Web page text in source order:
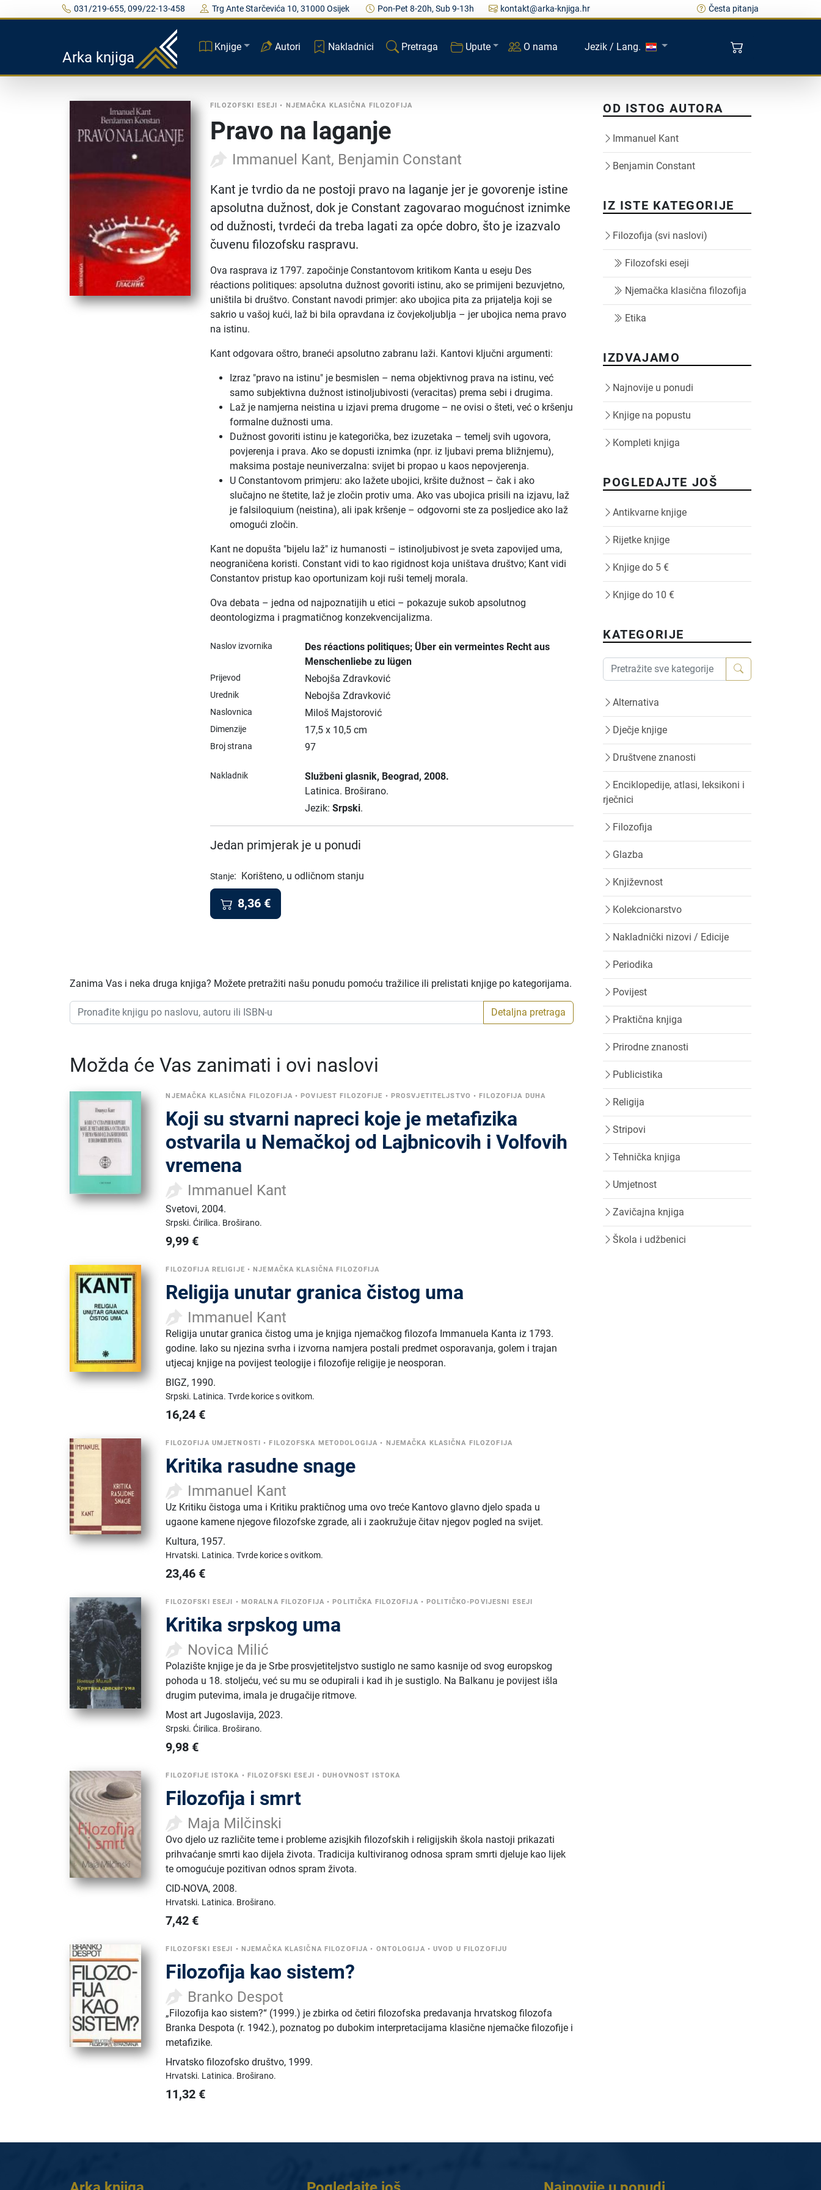
031/219-655, 099/22-13-458 Trg Ante Starčevića 10, 31000 Osijek Pon-Pet 8-20h, Sub 9-13h kontakt@arka-knjiga.hr Česta pitanja
Arka knjiga
Knjige Autori Nakladnici Pretraga Upute O nama Jezik / Lang.
FILOZOFSKI ESEJI • NJEMAČKA KLASIČNA FILOZOFIJA
Pravo na laganje
Immanuel Kant, Benjamin Constant
Kant je tvrdio da ne postoji pravo na laganje jer je govorenje istine
apsolutna dužnost, dok je Constant zagovarao mogućnost iznimke
od dužnosti, tvrdeći da treba lagati za opće dobro, što je izazvalo
čuvenu filozofsku raspravu.
Ova rasprava iz 1797. započinje Constantovom kritikom Kanta u eseju Des
réactions politiques: apsolutna dužnost govoriti istinu, ako se primijeni bezuvjetno,
uništila bi društvo. Constant navodi primjer: ako ubojica pita za prijatelja koji se
sakrio u vašoj kući, laž bi bila opravdana iz čovjekoljublja – jer ubojica nema pravo
na istinu.
Kant odgovara oštro, braneći apsolutno zabranu laži. Kantovi ključni argumenti:
Izraz "pravo na istinu" je besmislen – nema objektivnog prava na istinu, već
samo subjektivna dužnost istinoljubivosti (veracitas) prema sebi i drugima.
Laž je namjerna neistina u izjavi prema drugome – ne ovisi o šteti, već o kršenju
formalne dužnosti uma.
Dužnost govoriti istinu je kategorička, bez izuzetaka – temelj svih ugovora,
povjerenja i prava. Ako se dopusti iznimka (npr. iz ljubavi prema bližnjemu),
maksima postaje neuniverzalna: svijet bi propao u kaos nepovjerenja.
U Constantovom primjeru: ako lažete ubojici, kršite dužnost – čak i ako
slučajno ne štetite, laž je zločin protiv uma. Ako vas ubojica prisili na izjavu, laž
je falsiloquium (neistina), ali ipak kršenje – odgovorni ste za posljedice ako laž
omogući zločin.
Kant ne dopušta "bijelu laž" iz humanosti – istinoljubivost je sveta zapovijed uma,
neograničena koristi. Constant vidi to kao rigidnost koja uništava društvo; Kant vidi
Constantov pristup kao oportunizam koji ruši temelj morala.
Ova debata – jedna od najpoznatijih u etici – pokazuje sukob apsolutnog
deontologizma i pragmatičnog konzekvencijalizma.
Naslov izvornika
Des réactions politiques; Über ein vermeintes Recht aus
Menschenliebe zu lügen
Prijevod Nebojša Zdravković
Urednik Nebojša Zdravković
Naslovnica Miloš Majstorović
Dimenzije 17,5 x 10,5 cm
Broj strana 97
Nakladnik Službeni glasnik, Beograd, 2008.
Latinica. Broširano.
Jezik: Srpski.
Jedan primjerak je u ponudi
Stanje: Korišteno, u odličnom stanju
8,36 €
Zanima Vas i neka druga knjiga? Možete pretražiti našu ponudu pomoću tražilice ili prelistati knjige po kategorijama.
Detaljna pretraga
Možda će Vas zanimati i ovi naslovi
NJEMAČKA KLASIČNA FILOZOFIJA •POVIJEST FILOZOFIJE • PROSVJETITELJSTVO •FILOZOFIJA DUHA
Koji su stvarni napreci koje je metafizika
ostvarila u Nemačkoj od Lajbnicovih i Volfovih
vremena
Immanuel Kant
Svetovi,2004.
Srpski.Ćirilica. Broširano.
9,99 €
FILOZOFIJA RELIGIJE •NJEMAČKA KLASIČNA FILOZOFIJA
Religija unutar granica čistog uma
Immanuel Kant
Religija unutar granica čistog uma je knjiga njemačkog filozofa Immanuela Kanta iz 1793.
godine. Iako su njezina svrha i izvorna namjera postali predmet osporavanja, golem i trajan
utjecaj knjige na povijest teologije i filozofije religije je neosporan.
BIGZ, 1990.
Srpski. Latinica.Tvrde korice s ovitkom.
16,24 €
FILOZOFIJA UMJETNOSTI •FILOZOFSKA METODOLOGIJA • NJEMAČKA KLASIČNA FILOZOFIJA
Kritika rasudne snage
Immanuel Kant
Uz Kritiku čistoga uma i Kritiku praktičnog uma ovo treće Kantovo glavno djelo spada u
ugaone kamene njegove filozofske zgrade, ali i zaokružuje čitav njegov pogled na svijet.
Kultura, 1957.
Hrvatski. Latinica.Tvrde korice s ovitkom.
23,46 €
FILOZOFSKI ESEJI • MORALNA FILOZOFIJA •POLITIČKA FILOZOFIJA •POLITIČKO-POVIJESNI ESEJI
Kritika srpskog uma
Novica Milić
Polazište knjige je da je Srbe prosvjetiteljstvo sustiglo ne samo kasnije od svog europskog
pohoda u 18. stoljeću, već su mu se odupirali i kad ih je sustiglo. Na Balkanu je povijest išla
drugim putevima, imala je drugačije ritmove.
Most art Jugoslavija,2023.
Srpski.Ćirilica. Broširano.
9,98 €
FILOZOFIJE ISTOKA • FILOZOFSKI ESEJI •DUHOVNOST ISTOKA
Filozofija i smrt
Maja Milčinski
Ovo djelo uz različite teme i probleme azisjkih filozofskih i religijskih škola nastoji prikazati
prihvaćanje smrti kao dijela života. Tradicija kultiviranog odnosa spram smrti djeluje kao lijek
te omogućuje pozitivan odnos spram života.
CID-NOVA,2008.
Hrvatski. Latinica. Broširano.
7,42 €
FILOZOFSKI ESEJI • NJEMAČKA KLASIČNA FILOZOFIJA • ONTOLOGIJA •UVOD U FILOZOFIJU
Filozofija kao sistem?
Branko Despot
„Filozofija kao sistem?“ (1999.) je zbirka od četiri filozofska predavanja hrvatskog filozofa
Branka Despota (r. 1942.), poznatog po dubokim interpretacijama klasične njemačke filozofije i
metafizike.
Hrvatsko filozofsko društvo, 1999.
Hrvatski. Latinica. Broširano.
11,32 €
OD ISTOG AUTORA
Immanuel Kant
Benjamin Constant
IZ ISTE KATEGORIJE
Filozofija (svi naslovi)
Filozofski eseji
Njemačka klasična filozofija
Etika
IZDVAJAMO
Najnovije u ponudi
Knjige na popustu
Kompleti knjiga
POGLEDAJTE JOŠ
Antikvarne knjige
Rijetke knjige
Knjige do 5 €
Knjige do 10 €
KATEGORIJE
Alternativa
Dječje knjige
Društvene znanosti
Enciklopedije, atlasi, leksikoni i
rječnici
Filozofija
Glazba
Književnost
Kolekcionarstvo
Nakladnički nizovi / Edicije
Periodika
Povijest
Praktična knjiga
Prirodne znanosti
Publicistika
Religija
Stripovi
Tehnička knjiga
Umjetnost
Zavičajna knjiga
Škola i udžbenici